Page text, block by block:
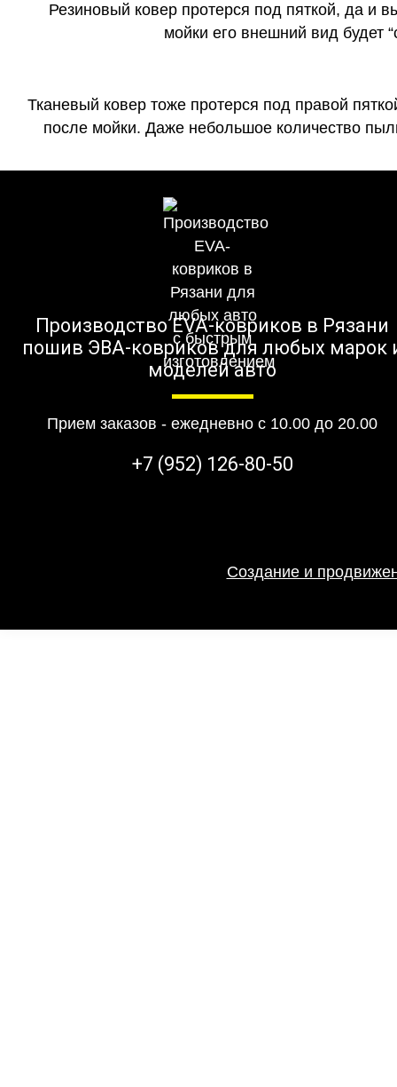
Резиновый ковер протерся под пяткой, да и
мойки его внешний вид будет
Тканевый ковер тоже протерся под правой
после мойки. Даже небольшое количество
Производство EVA-ковриков в Рязани
пошив ЭВА-ковриков для любых марок
моделей авто
Прием заказов - ежедневно с 10.00 до 20.00
+7 (952) 126-80-50
Создание и